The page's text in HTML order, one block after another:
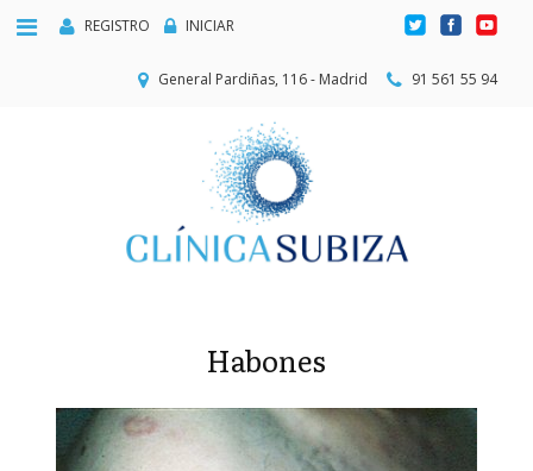
REGISTRO INICIAR
General Pardiñas, 116 - Madrid 91 561 55 94
Habones